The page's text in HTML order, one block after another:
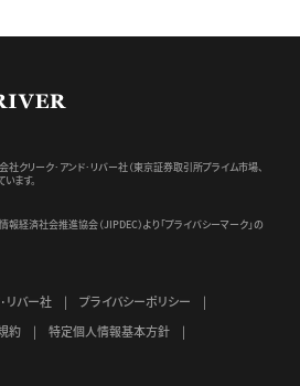
社クリーク･アンド･リバー社（東京証券取引所プライム市場、
ます。
報経済社会推進協会（JIPDEC）より 「プライバシーマーク」の
リバー社
プライバシーポリシー
約
特定個人情報基本方針